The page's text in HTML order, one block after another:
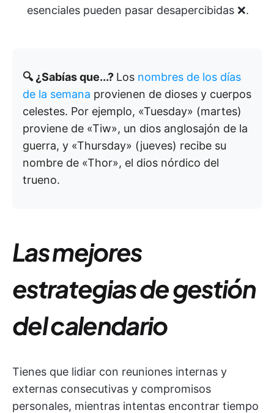
esenciales pueden pasar desapercibidas ❌.
🔍 ¿Sabías que...? Los nombres de los días
de la semana provienen de dioses y cuerpos
celestes. Por ejemplo, «Tuesday» (martes)
proviene de «Tiw», un dios anglosajón de la
guerra, y «Thursday» (jueves) recibe su
nombre de «Thor», el dios nórdico del
trueno.
Las mejores
estrategias de gestión
del calendario
Tienes que lidiar con reuniones internas y
externas consecutivas y compromisos
personales, mientras intentas encontrar tiempo